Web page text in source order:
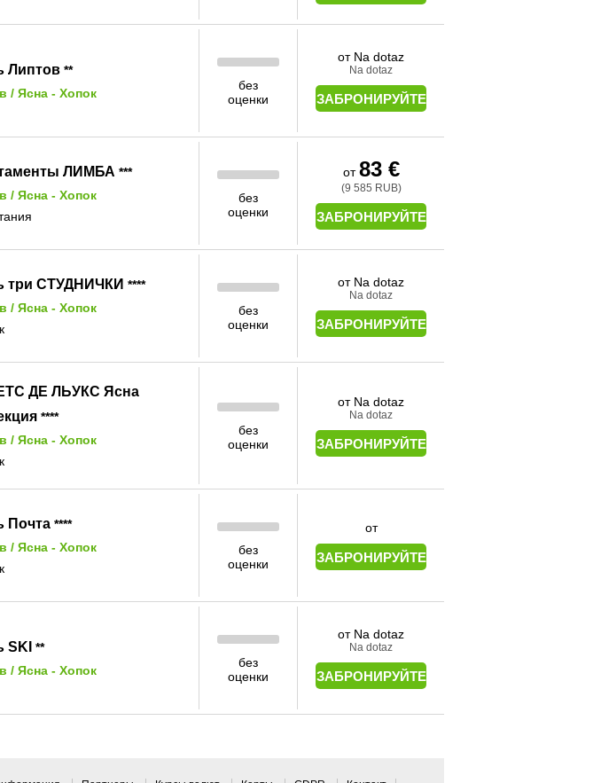
Липтов **
/ Ясна - Хопок
без
оценки
от Na dotaz
Na dotaz
ЗАБРОНИРУЙТЕ
ЛИМБА ***
/ Ясна - Хопок
без
оценки
от83 €
(9 585 RUB)
ЗАБРОНИРУЙТЕ
три СТУДНИЧКИ ****
/ Ясна - Хопок
без
оценки
от Na dotaz
Na dotaz
ЗАБРОНИРУЙТЕ
ДE ЛЬУКС Ясна
****
/ Ясна - Хопок
без
оценки
от Na dotaz
Na dotaz
ЗАБРОНИРУЙТЕ
Почта ****
/ Ясна - Хопок
без
оценки
от
ЗАБРОНИРУЙТЕ
SKI **
/ Ясна - Хопок
без
оценки
от Na dotaz
Na dotaz
ЗАБРОНИРУЙТЕ